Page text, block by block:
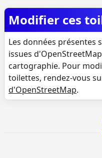
Modifier ces
Les données
issues
cartographie. Pour
toilettes, rendez-vous
d'OpenStreetMap.